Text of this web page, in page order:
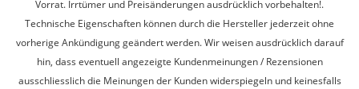
Vorrat. Irrtümer und Preisänderungen ausdrücklich vorbehalten!.
Technische Eigenschaften können durch die Hersteller jederzeit ohne
vorherige Ankündigung geändert werden. Wir weisen ausdrücklich darauf
hin, dass eventuell angezeigte Kundenmeinungen / Rezensionen
ausschliesslich die Meinungen der Kunden widerspiegeln und keinesfalls